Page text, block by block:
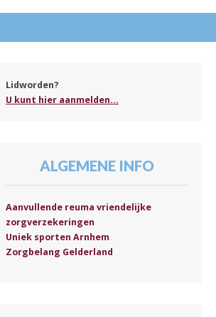
Lidworden?
U kunt hier aanmelden...
ALGEMENE INFO
Aanvullende reuma vriendelijke
zorgverzekeringen
Uniek sporten Arnhem
Zorgbelang Gelderland